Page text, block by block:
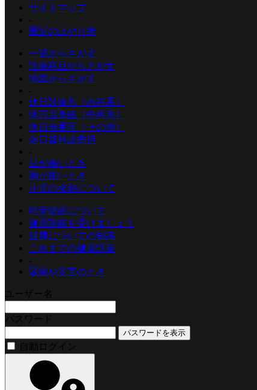
サイトマップ
最近のはやり病
一覧からさがす
診療科目からさがす
地図からさがす
休日診療所（内科系）
休日当番医（外科系）
休日当番医（その他）
休日歯科診療所
目が痛いとき
胸が痛いとき
小児の発熱について
特定健診について
健康診断を受けましょう
健康についての知識
これまでの健康講座
緊急や災害のとき
パスワードを表示